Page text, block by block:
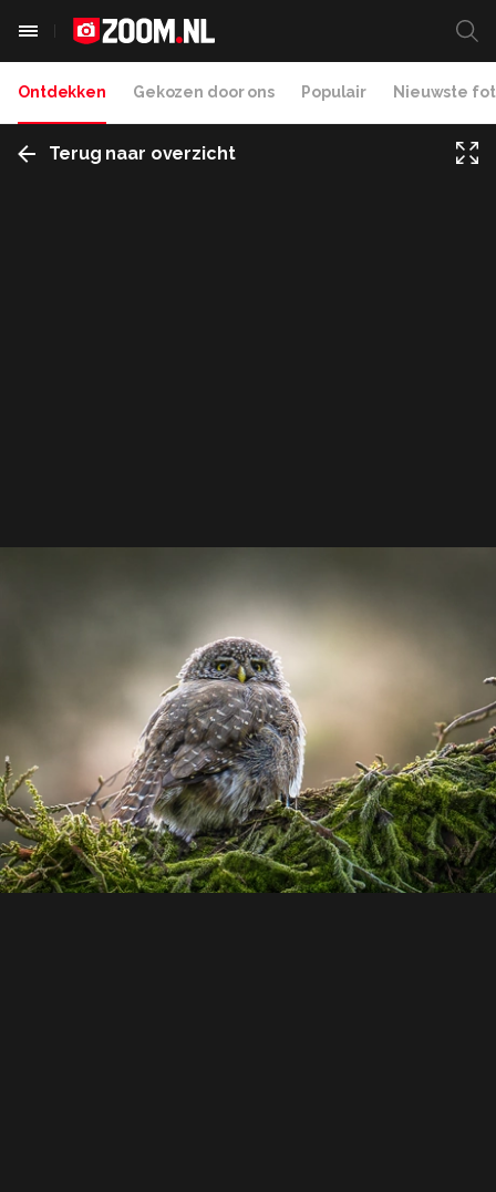
Ontdekken Gekozen door ons Populair Nieuwste
Terug naar overzicht